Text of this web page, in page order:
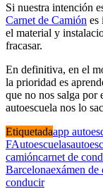
Si nuestra intención
Carnet de Camión es
el material y
fracasar.
En definitiva, en el
la prioridad es
que no nos salga por
autoescuela nos lo
Etiquetadaapp
FAutoescuelas
camióncarnet de
Barcelonaexámen de
conducir